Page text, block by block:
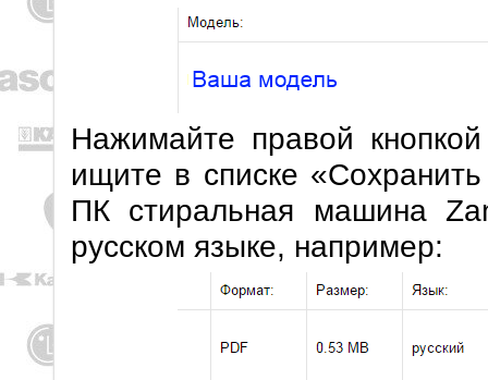
Нажимайте правой
ищите в списке
ПК стиральная машина
русском языке, например: